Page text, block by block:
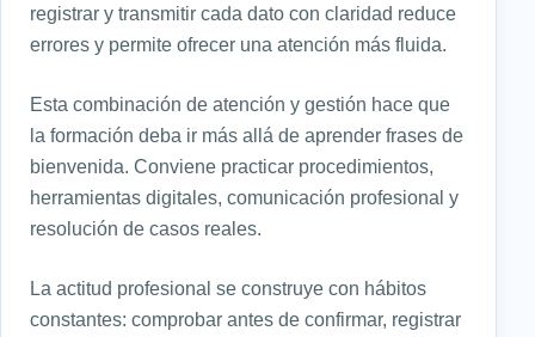
registrar y transmitir cada dato con claridad reduce
errores y permite ofrecer una atención más fluida.
Esta combinación de atención y gestión hace que
la formación deba ir más allá de aprender frases de
bienvenida. Conviene practicar procedimientos,
herramientas digitales, comunicación profesional y
resolución de casos reales.
La actitud profesional se construye con hábitos
constantes: comprobar antes de confirmar, registrar